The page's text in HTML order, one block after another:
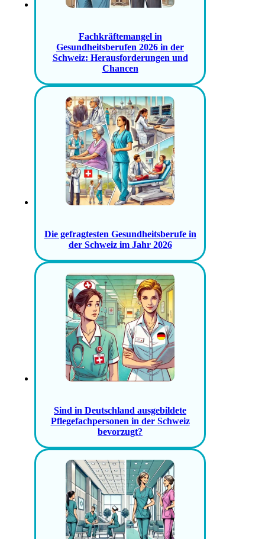
Fachkräftemangel in
Gesundheitsberufen 2026 in der
Schweiz: Herausforderungen und
Chancen
Die gefragtesten Gesundheitsberufe in
der Schweiz im Jahr 2026
Sind in Deutschland ausgebildete
Pflegefachpersonen in der Schweiz
bevorzugt?